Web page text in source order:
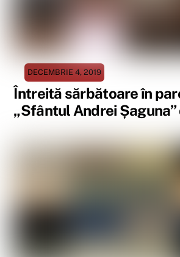
DECEMBRIE 4, 2019
Întreită sărbătoare în
„Sfântul Andrei Șaguna”